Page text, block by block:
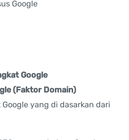
Google
Google
(Faktor Domain)
yang di dasarkan dari